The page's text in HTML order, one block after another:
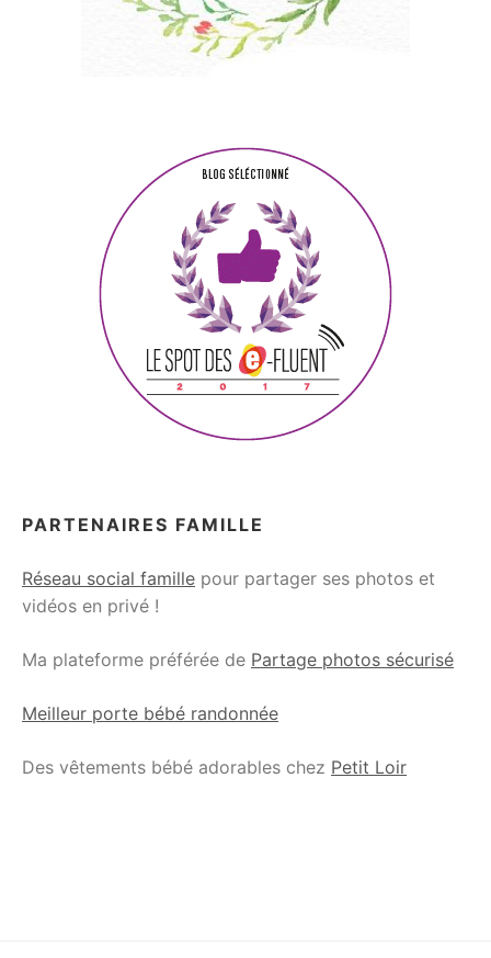
PARTENAIRES FAMILLE
Réseau social famille pour partager ses photos et
vidéos en privé !
Ma plateforme préférée de Partage photos sécurisé
Meilleur porte bébé randonnée
Des vêtements bébé adorables chez Petit Loir